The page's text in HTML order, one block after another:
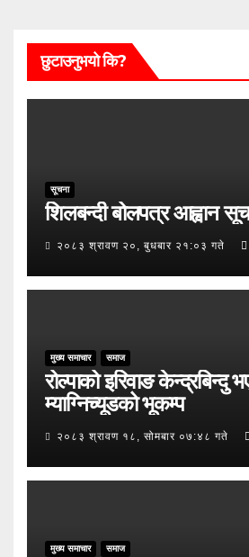
छुटाउनुभयो कि?
सूचना
शिलबन्दी बोलपत्र आह्वान
२०८३ श्रावण २०, बुधबार २१:०३ गते
मुख्य समाचार समाज
रोल्पाको इरिवाङ केन्द्रबिन्दु
म्याग्निच्यूडको भूकम्प
२०८३ श्रावण १८, सोमबार ०७:४८ गते
मुख्य समाचार समाज